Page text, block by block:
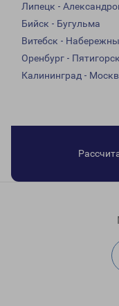
Липецк -
Бийск - Бугульма
Витебск -
Оренбург - Пятигорск
Калининград -